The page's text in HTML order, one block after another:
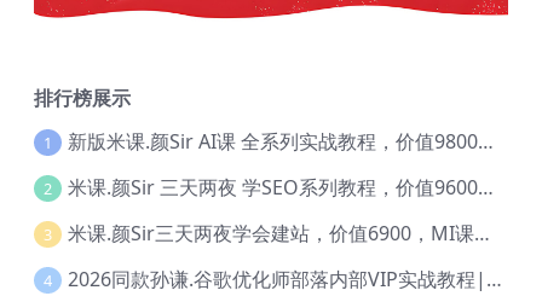
排行榜展示
1 新版米课.颜Sir AI课 全系列实战教程，价值9800，跨境首选！【Ag-0052】
2 米课.颜Sir 三天两夜 学SEO系列教程，价值9600元，跨境人都在学 【Ag-0056】
3 米课.颜Sir三天两夜学会建站，价值6900，MI课甄选课程 【Ag-0055】
4 2026同款孙谦.谷歌优化师部落内部VIP实战教程|价值4999元全网独家解码（官方报名版本）【@034】